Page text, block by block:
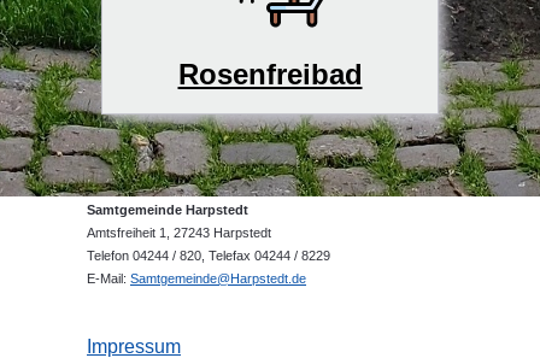
Rosenfreibad
Samtgemeinde Harpstedt
Amtsfreiheit 1, 27243 Harpstedt
Telefon 04244 / 820, Telefax 04244 / 8229
E-Mail: Samtgemeinde@Harpstedt.de
Impressum